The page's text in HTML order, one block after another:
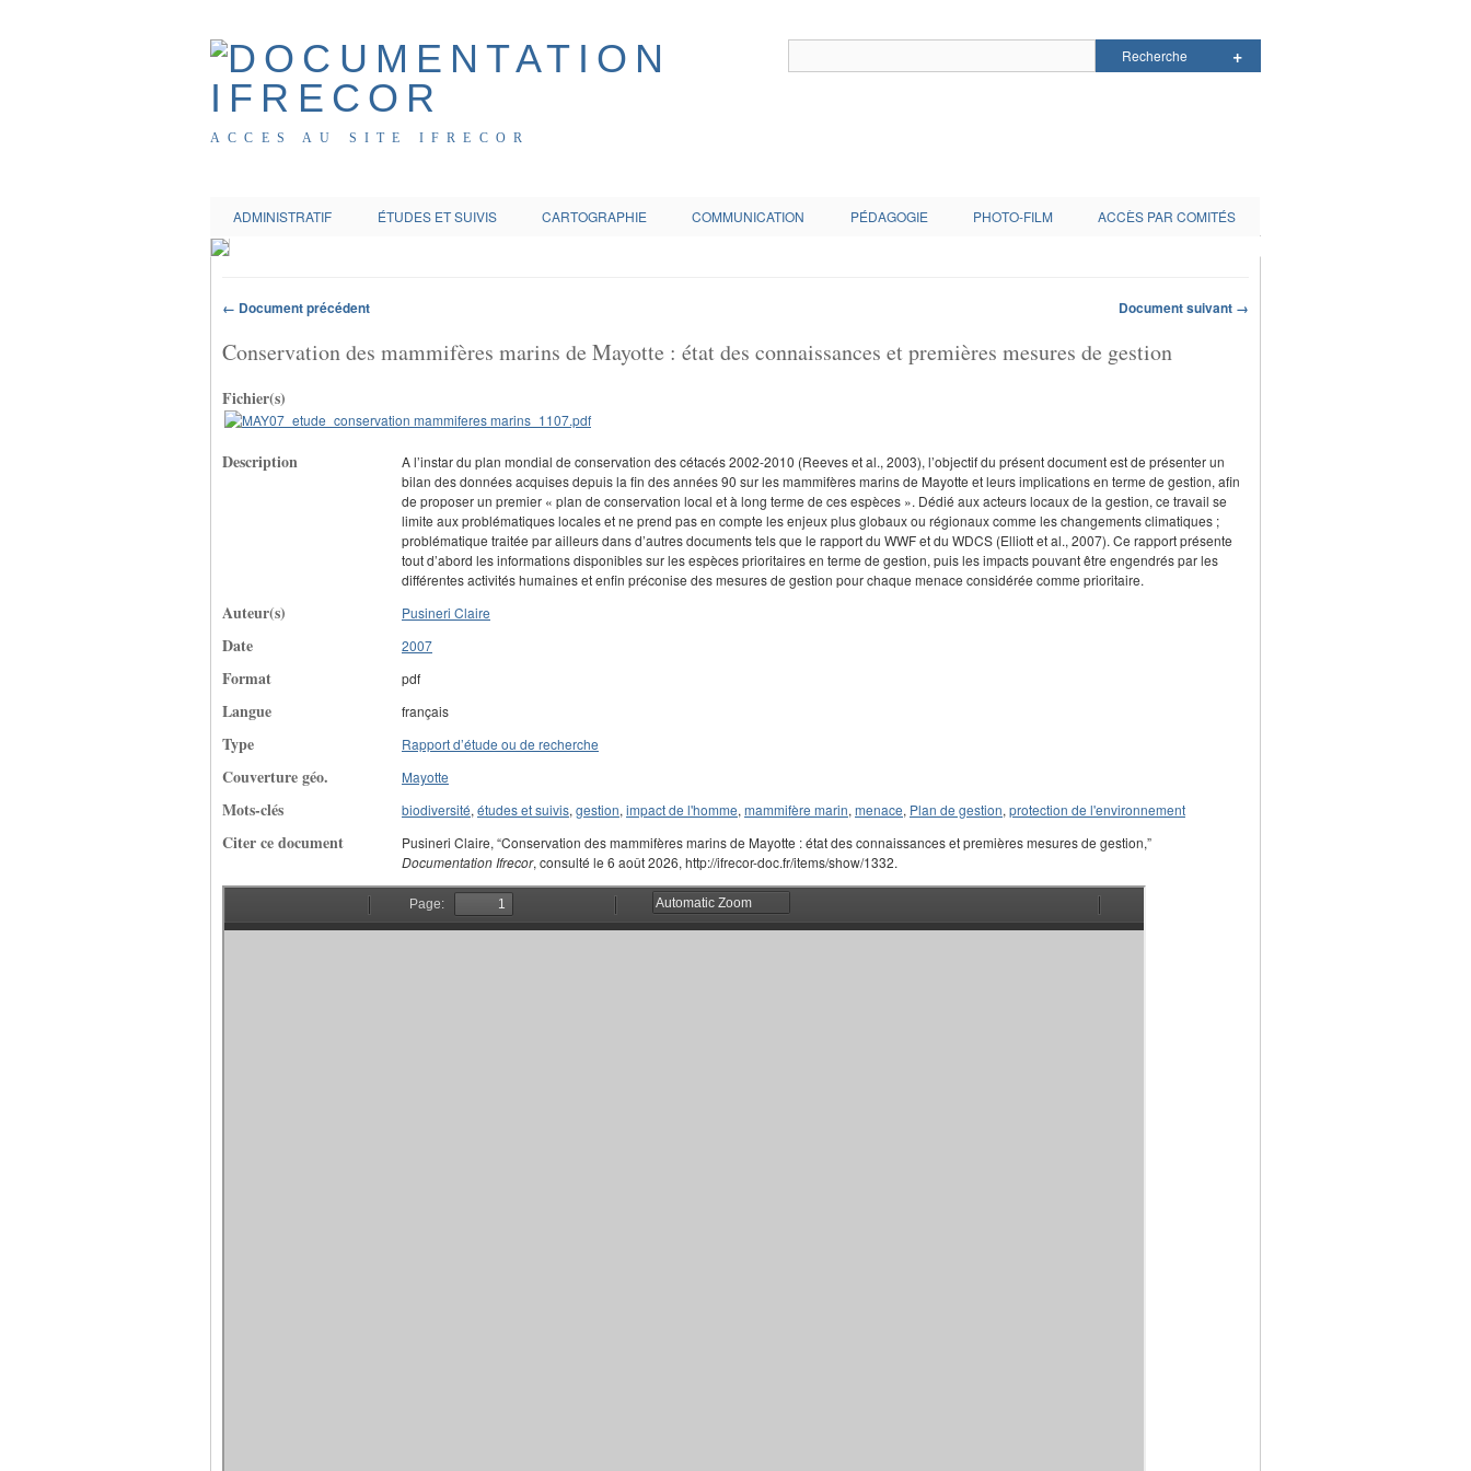
ACCES AU SITE IFRECOR
ADMINISTRATIF ÉTUDES ET SUIVIS CARTOGRAPHIE COMMUNICATION PÉDAGOGIE PHOTO-FILM ACCÈS PAR COMITÉS
← Document précédent Document suivant →
Conservation des mammifères marins de Mayotte : état des connaissances et premières mesures de gestion
Fichier(s)
Description
A l’instar du plan mondial de conservation des cétacés 2002-2010 (Reeves et al., 2003), l’objectif du présent document est de présenter un
bilan des données acquises depuis la fin des années 90 sur les mammifères marins de Mayotte et leurs implications en terme de gestion, afin
de proposer un premier « plan de conservation local et à long terme de ces espèces ». Dédié aux acteurs locaux de la gestion, ce travail se
limite aux problématiques locales et ne prend pas en compte les enjeux plus globaux ou régionaux comme les changements climatiques ;
problématique traitée par ailleurs dans d’autres documents tels que le rapport du WWF et du WDCS (Elliott et al., 2007). Ce rapport présente
tout d’abord les informations disponibles sur les espèces prioritaires en terme de gestion, puis les impacts pouvant être engendrés par les
différentes activités humaines et enfin préconise des mesures de gestion pour chaque menace considérée comme prioritaire.
Auteur(s) Pusineri Claire
Date 2007
Format pdf
Langue français
Type Rapport d’étude ou de recherche
Couverture géo. Mayotte
Mots-clés biodiversité, études et suivis, gestion, impact de l'homme, mammifère marin, menace, Plan de gestion, protection de l'environnement
Citer ce document
Pusineri Claire, “Conservation des mammifères marins de Mayotte : état des connaissances et premières mesures de gestion,”
Documentation Ifrecor, consulté le 6 août 2026, http://ifrecor-doc.fr/items/show/1332.